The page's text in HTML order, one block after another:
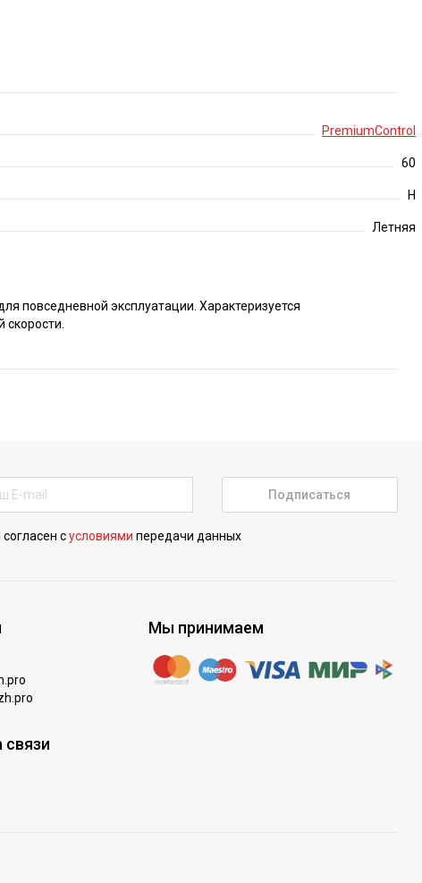
PremiumControl
60
H
Летняя
повседневной эксплуатации. Характеризуется
Подписаться
согласен сусловиями передачи данных
связи
Мы принимаем